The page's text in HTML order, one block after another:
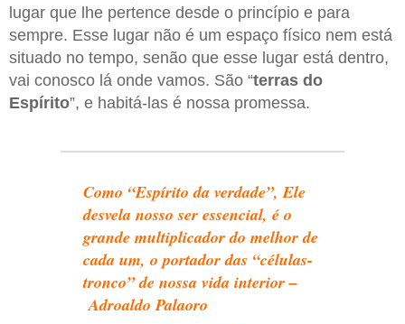
lugar que lhe pertence desde o princípio e para
sempre. Esse lugar não é um espaço físico nem está
situado no tempo, senão que esse lugar está dentro,
vai conosco lá onde vamos. São “terras do
Espírito”, e habitá-las é nossa promessa.
Como “Espírito da verdade”, Ele
desvela nosso ser essencial, é o
grande multiplicador do melhor de
cada um, o portador das “células-
tronco” de nossa vida interior –
Adroaldo Palaoro